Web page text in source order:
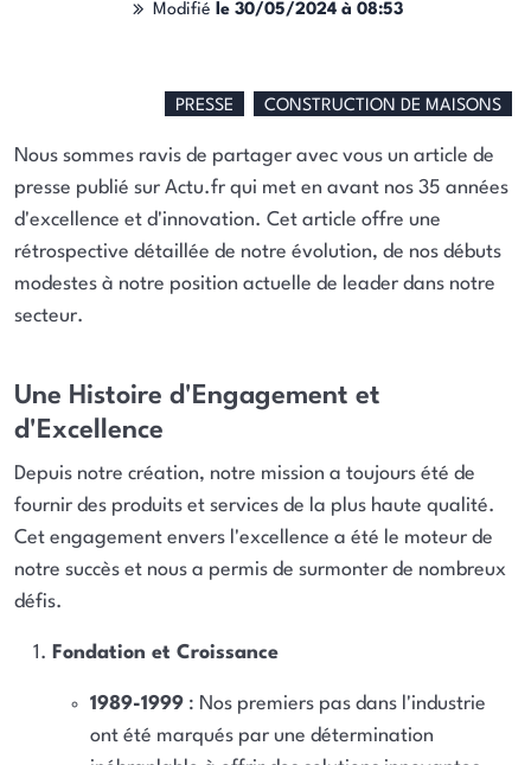
Modifié le 30/05/2024 à 08:53
PRESSE CONSTRUCTION DE MAISONS
Nous sommes ravis de partager avec vous un article de
presse publié sur Actu.fr qui met en avant nos 35 années
d'excellence et d'innovation. Cet article offre une
rétrospective détaillée de notre évolution, de nos débuts
modestes à notre position actuelle de leader dans notre
secteur.
Une Histoire d'Engagement et
d'Excellence
Depuis notre création, notre mission a toujours été de
fournir des produits et services de la plus haute qualité.
Cet engagement envers l'excellence a été le moteur de
notre succès et nous a permis de surmonter de nombreux
défis.
Fondation et Croissance
1989-1999 : Nos premiers pas dans l'industrie
ont été marqués par une détermination